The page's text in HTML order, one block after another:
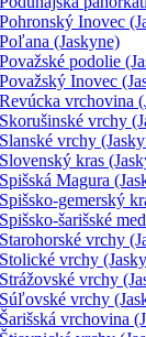
Pohronský Inovec
Poľana (Jaskyne)
Považské podolie
Považský Inovec
Revúcka vrchovina
Skorušinské vrchy
Slanské vrchy
Slovenský kras
Spišská Magura
Spišsko-gemerský
Spišsko-šarišské
Starohorské vrchy
Stolické vrchy
Strážovské vrchy
Súľovské vrchy
Šarišská vrchovina